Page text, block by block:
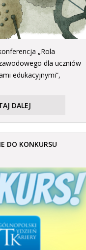
„Rola
dla uczniów
edukacyjnymi”,
DALEJ
DO KONKURSU